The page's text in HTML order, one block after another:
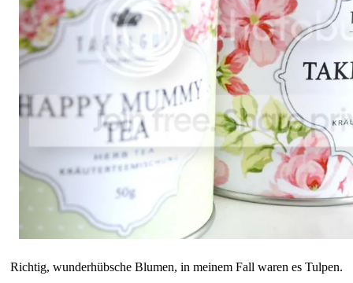
Richtig, wunderhübsche Blumen, in meinem Fall waren es Tulpen.